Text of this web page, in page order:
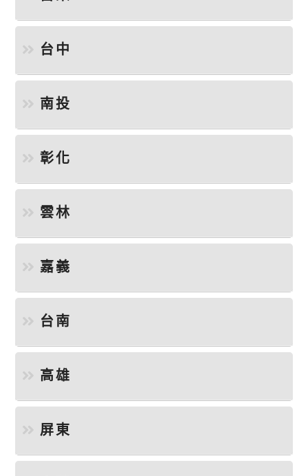
台中
南投
彰化
雲林
嘉義
台南
高雄
屏東